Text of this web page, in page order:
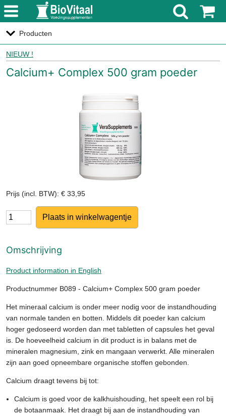
Producten
NIEUW !
Calcium+ Complex 500 gram poeder
Prijs (incl. BTW): € 33,95
Aantal
Omschrijving
Product information in English
Productnummer B089 - Calcium+ Complex 500 gram poeder
Het mineraal calcium is onder meer nodig voor de instandhouding
van normale tanden en botten. Middels dit poeder kan calcium
hoger gedoseerd worden dan met tabletten of capsules het geval
is. De hoeveelheid calcium in dit product is in balans met de
mineralen magnesium, zink en mangaan verwerkt. Alle mineralen
zijn aan goed opneembare organische stoffen gebonden.
Calcium draagt tevens bij tot:
Calcium is goed voor de kalkhuishouding, het speelt een rol bij
de botaanmaak. Het draagt bij aan de instandhouding van